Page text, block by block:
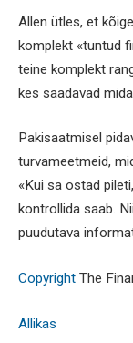
Allen ütles, et
komplekt «tuntud
teine komplekt
kes saadavad
Pakisaatmisel
turvameetmeid,
«Kui sa ostad
kontrollida saab.
puudutava
Copyright The
Allikas